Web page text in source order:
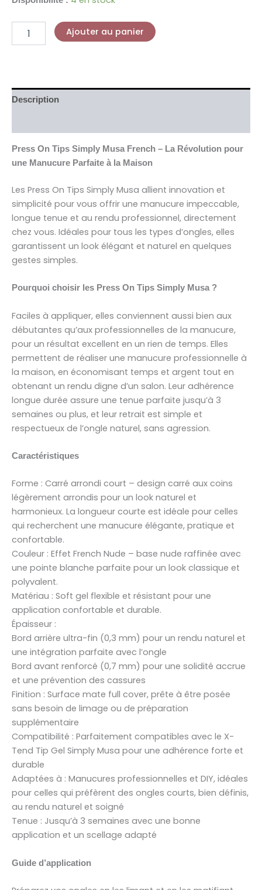
Ajouter au panier
Description
Press On Tips Simply Musa French – La Révolution pour
une Manucure Parfaite à la Maison
Les Press On Tips Simply Musa allient innovation et
simplicité pour vous offrir une manucure impeccable,
longue tenue et au rendu professionnel, directement
chez vous. Idéales pour tous les types d’ongles, elles
garantissent un look élégant et naturel en quelques
gestes simples.
Pourquoi choisir les Press On Tips Simply Musa ?
Faciles à appliquer, elles conviennent aussi bien aux
débutantes qu’aux professionnelles de la manucure,
pour un résultat excellent en un rien de temps. Elles
permettent de réaliser une manucure professionnelle à
la maison, en économisant temps et argent tout en
obtenant un rendu digne d’un salon. Leur adhérence
longue durée assure une tenue parfaite jusqu’à 3
semaines ou plus, et leur retrait est simple et
respectueux de l’ongle naturel, sans agression.
Caractéristiques
Forme : Carré arrondi court – design carré aux coins
légèrement arrondis pour un look naturel et
harmonieux. La longueur courte est idéale pour celles
qui recherchent une manucure élégante, pratique et
confortable.
Couleur : Effet French Nude – base nude raffinée avec
une pointe blanche parfaite pour un look classique et
polyvalent.
Matériau : Soft gel flexible et résistant pour une
application confortable et durable.
Épaisseur :
Bord arrière ultra-fin (0,3 mm) pour un rendu naturel et
une intégration parfaite avec l’ongle
Bord avant renforcé (0,7 mm) pour une solidité accrue
et une prévention des cassures
Finition : Surface mate full cover, prête à être posée
sans besoin de limage ou de préparation
supplémentaire
Compatibilité : Parfaitement compatibles avec le X-
Tend Tip Gel Simply Musa pour une adhérence forte et
durable
Adaptées à : Manucures professionnelles et DIY, idéales
pour celles qui préfèrent des ongles courts, bien définis,
au rendu naturel et soigné
Tenue : Jusqu’à 3 semaines avec une bonne
application et un scellage adapté
Guide d’application